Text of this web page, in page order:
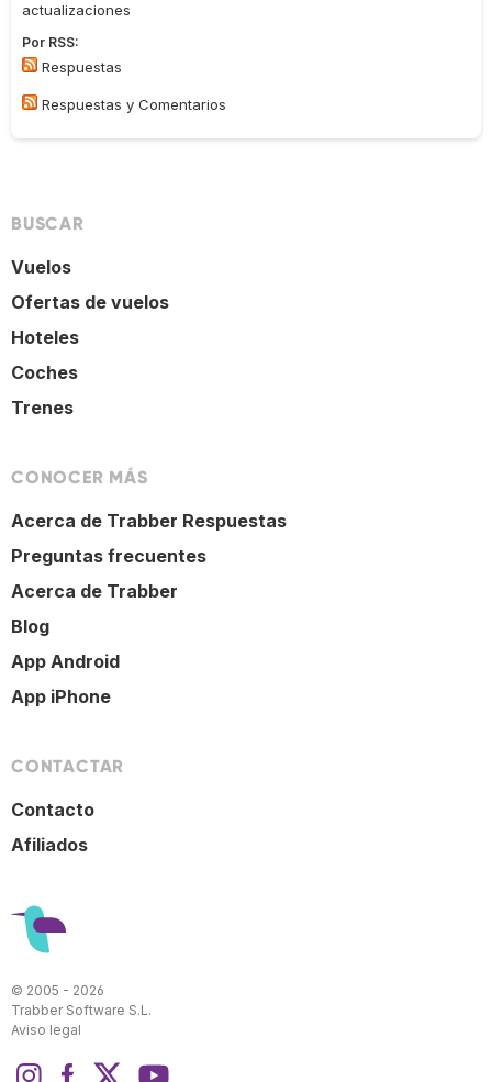
actualizaciones
Por RSS:
Respuestas
Respuestas y Comentarios
BUSCAR
Vuelos
Ofertas de vuelos
Hoteles
Coches
Trenes
CONOCER MÁS
Acerca de Trabber Respuestas
Preguntas frecuentes
Acerca de Trabber
Blog
App Android
App iPhone
CONTACTAR
Contacto
Afiliados
© 2005 - 2026
Trabber Software S.L.
Aviso legal